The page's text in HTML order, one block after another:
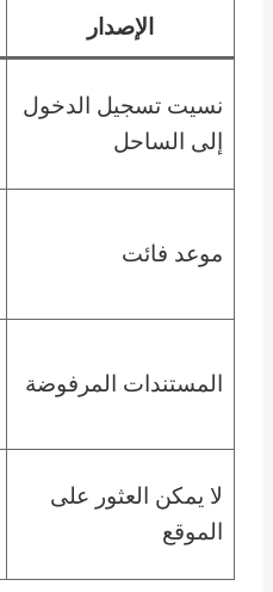
الإصدار
نسيت تسجيل الدخول
إلى الساحل
موعد فائت
المستندات المرفوضة
لا يمكن العثور على
الموقع